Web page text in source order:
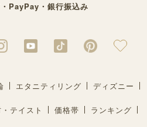
PayPay・銀行振込み
エタニティリング ディズニー
テイスト 価格帯 ランキング